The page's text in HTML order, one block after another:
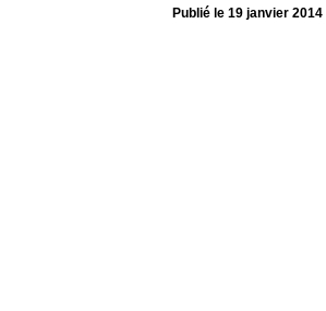
Publié le 19 janvier 2014